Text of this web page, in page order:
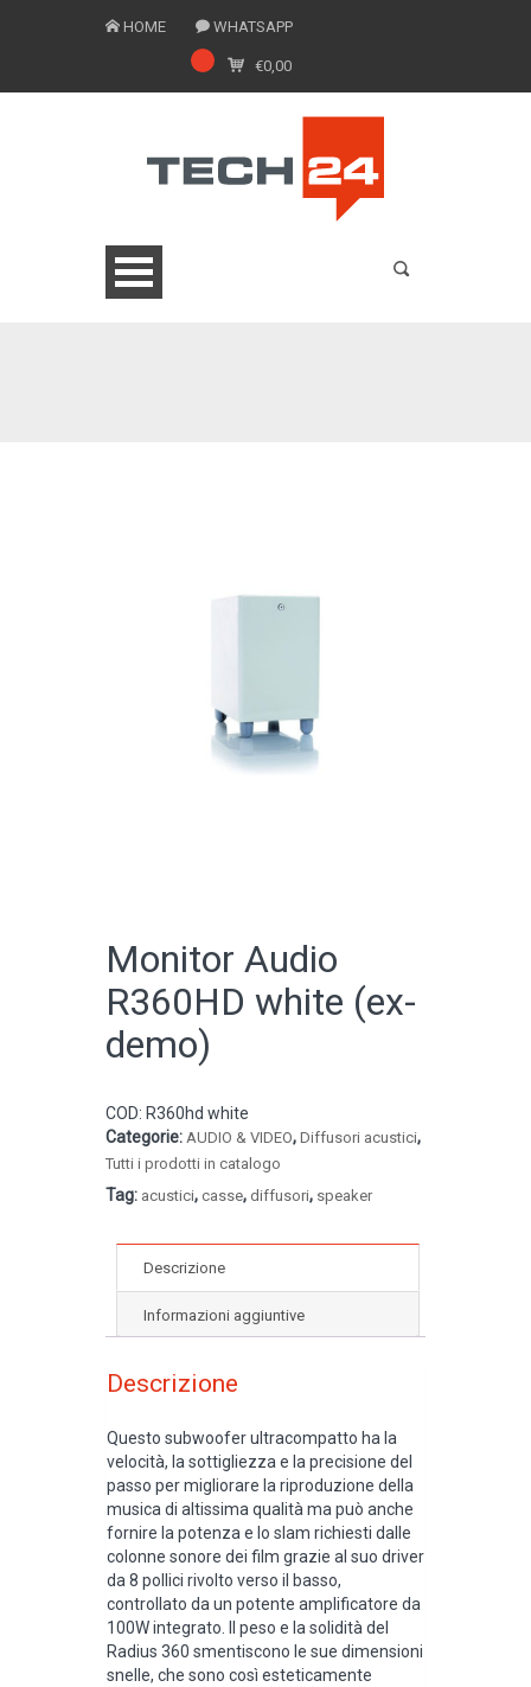
HOME WHATSAPP
€0,00
Monitor Audio
R360HD white (ex-
demo)
COD: R360hd white
Categorie: AUDIO & VIDEO, Diffusori acustici,
Tutti i prodotti in catalogo
Tag: acustici, casse, diffusori, speaker
Descrizione
Informazioni aggiuntive
Descrizione
Questo subwoofer ultracompatto ha la
velocità, la sottigliezza e la precisione del
passo per migliorare la riproduzione della
musica di altissima qualità ma può anche
fornire la potenza e lo slam richiesti dalle
colonne sonore dei film grazie al suo driver
da 8 pollici rivolto verso il basso,
controllato da un potente amplificatore da
100W integrato. Il peso e la solidità del
Radius 360 smentiscono le sue dimensioni
snelle, che sono così esteticamente